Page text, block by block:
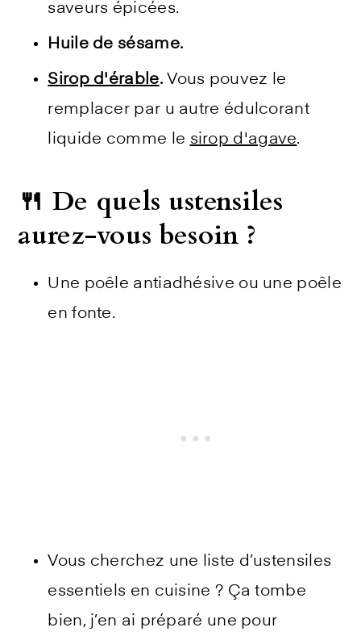
saveurs épicées.
Huile de sésame.
Sirop d'érable. Vous pouvez le
remplacer par u autre édulcorant
liquide comme le sirop d'agave.
🍴 De quels ustensiles
aurez-vous besoin ?
Une poêle antiadhésive ou une poêle
en fonte.
Vous cherchez une liste d’ustensiles
essentiels en cuisine ? Ça tombe
bien, j’en ai préparé une pour